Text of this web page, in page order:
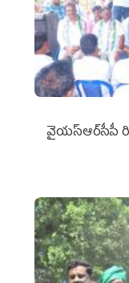
వైయ‌స్ఆర్‌సీపీ